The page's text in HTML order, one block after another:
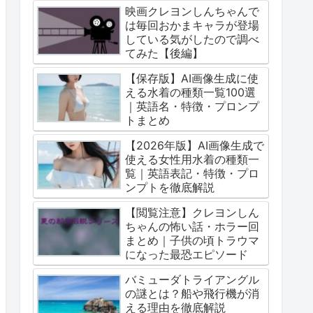
映画クレヨンしんちゃんで
は毎回おかまキャラが登場
している気がしたので調べ
てみた【後編】
【保存版】AI画像生成に使
える水着の種類一覧100選
｜英語名・特徴・プロンプ
トまとめ
【2026年版】AI画像生成で
使える女性用水着の種類一
覧｜英語表記・特徴・プロ
ンプトを徹底解説
【閲覧注意】クレヨンしん
ちゃんの怖い話・ホラー回
まとめ｜子供の頃トラウマ
になった最恐エピソード
バミューダトライアングル
の謎とは？船や飛行機が消
える理由を徹底解説